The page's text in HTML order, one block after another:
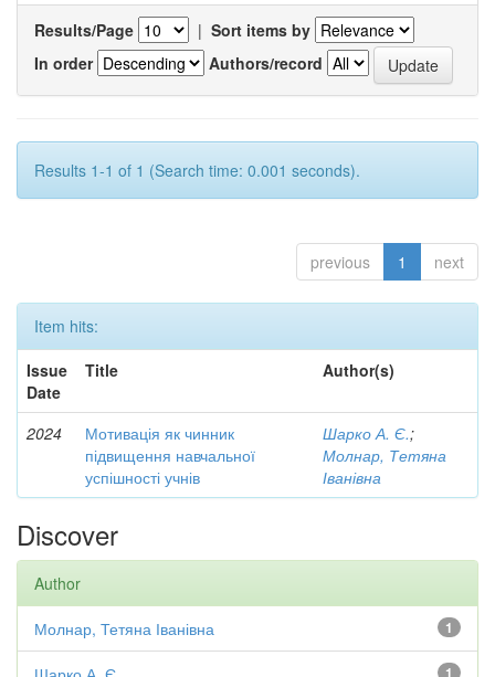
Results/Page | Sort items by
In order
Authors/record
Results 1-1 of 1 (Search time: 0.001 seconds).
previous 1 next
Item hits:
Issue
Date
Title Author(s)
2024
Мотивація як чинник
підвищення навчальної
успішності учнів
Шарко А. Є.;
Молнар, Тетяна
Іванівна
Discover
Author
1
Молнар, Тетяна Іванівна
1